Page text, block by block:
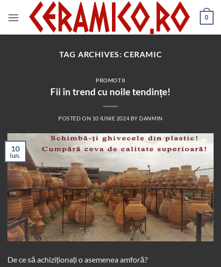
0
TAG ARCHIVES: CERAMIC
PROMOTII
Fii în trend cu noile tendințe!
POSTED ON 10 IUNIE 2024 BY DANMIN
10
iun.
De ce să achiziționați o asemenea amforă?